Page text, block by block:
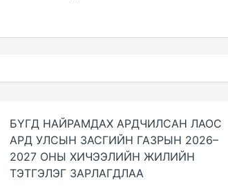
БҮГД НАЙРАМДАХ АРДЧИЛСАН ЛАОС
АРД УЛСЫН ЗАСГИЙН ГАЗРЫН 2026–
2027 ОНЫ ХИЧЭЭЛИЙН ЖИЛИЙН
ТЭТГЭЛЭГ ЗАРЛАГДЛАА